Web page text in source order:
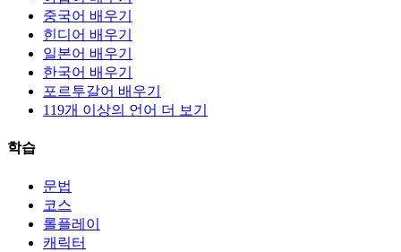
중국어 배우기
힌디어 배우기
일본어 배우기
한국어 배우기
포르투갈어 배우기
119개 이상의 언어 더 보기
학습
문법
코스
롤플레이
캐릭터